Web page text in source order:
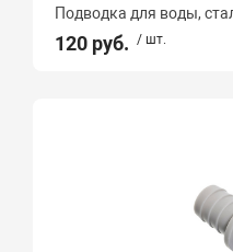
Назначение
Подводка для воды,
120 руб. / шт.